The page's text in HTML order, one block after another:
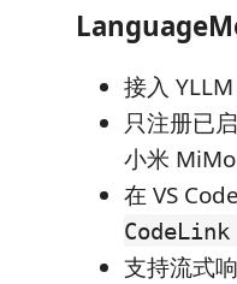
接入
只注册已
小米
在 VS
支持流式